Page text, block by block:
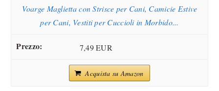
Voarge Maglietta con Strisce per Cani, Camicie Estive
per Cani, Vestiti per Cuccioli in Morbido...
7,49 EUR
Acquista su Amazon